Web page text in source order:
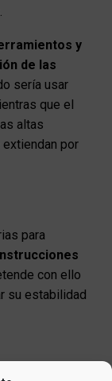
y
de las
sería usar
que el
altas
por
para
con ello
su estabilidad